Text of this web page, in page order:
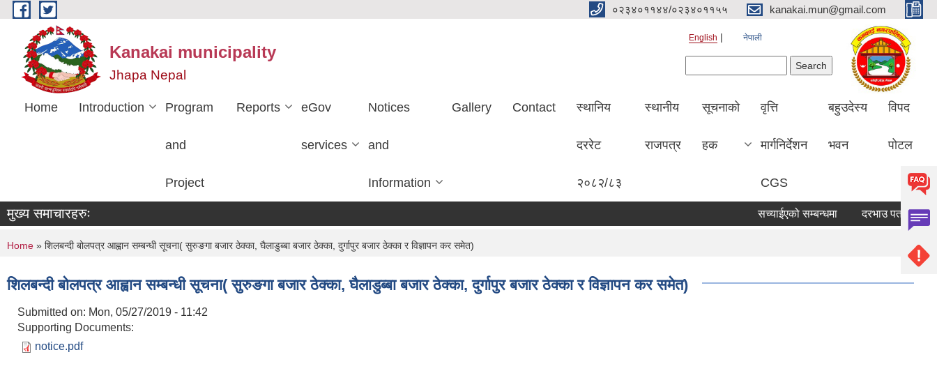
Skip to main content ०२३४०११४४/०२३४०११५५ kanakai.mun@gmail.com
Kanakai municipality
Jhapa Nepal
English नेपाली
Home Introduction Program
and
Project
Reports eGov
services
Notices
and
Information
Gallery Contact स्थानिय
दररेट
२०८२/८३
स्थानीय
राजपत्र
सूचनाको
हक
वृत्ति
मार्गनिर्देशन
CGS
बहुउदेस्य
भवन
विपद
पोटल
मुख्य समाचारहरुः सच्याईएको सम्बन्धमा दरभाउ पत्र पेश गर्ने
You are here
Home » शिलबन्दी बोलपत्र आह्वान सम्बन्धी सूचना( सुरुङगा बजार ठेक्का, घैलाडुब्बा बजार ठेक्का, दुर्गापुर बजार ठेक्का र विज्ञापन कर समेत)
शिलबन्दी बोलपत्र आह्वान सम्बन्धी सूचना( सुरुङगा बजार ठेक्का, घैलाडुब्बा बजार ठेक्का, दुर्गापुर बजार ठेक्का र विज्ञापन कर समेत)
Submitted on: Mon, 05/27/2019 - 11:42
Supporting Documents:
notice.pdf